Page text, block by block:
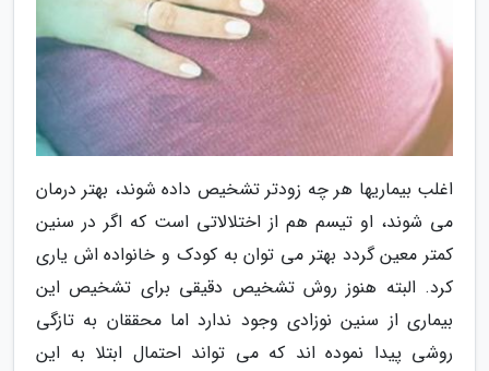
اغلب بیماریها هر چه زودتر تشخیص داده شوند، بهتر درمان
می شوند، او تیسم هم از اختلالاتی است که اگر در سنین
کمتر معین گردد بهتر می توان به کودک و خانواده اش یاری
کرد. البته هنوز روش تشخیص دقیقی برای تشخیص این
بیماری از سنین نوزادی وجود ندارد اما محققان به تازگی
روشی پیدا نموده اند که می تواند احتمال ابتلا به این